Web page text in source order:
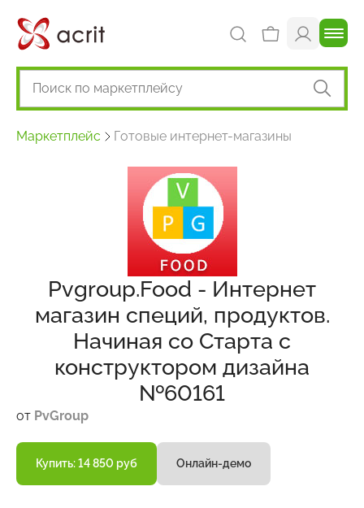
Маркетплейс Готовые интернет-магазины
Pvgroup.Food - Интернет
магазин специй, продуктов.
Начиная со Старта с
конструктором дизайна
№60161
от PvGroup
Купить: 14 850 руб Онлайн-демо